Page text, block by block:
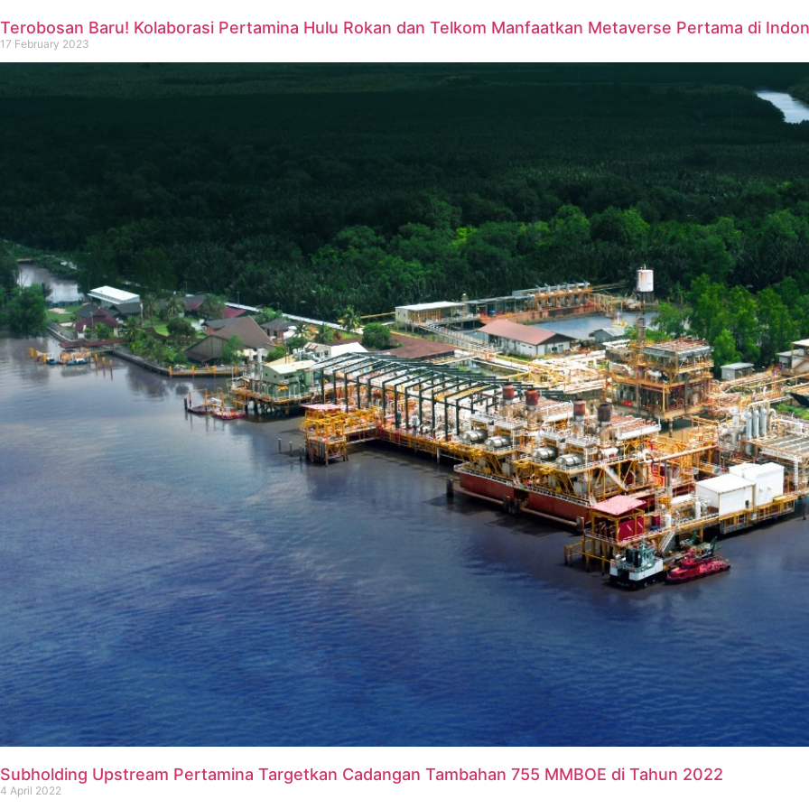
Terobosan Baru! Kolaborasi Pertamina Hulu Rokan dan Telkom Manfaatkan Metaverse Pertama di
17 February 2023
Subholding Upstream Pertamina Targetkan Cadangan Tambahan 755 MMBOE di Tahun 2022
4 April 2022